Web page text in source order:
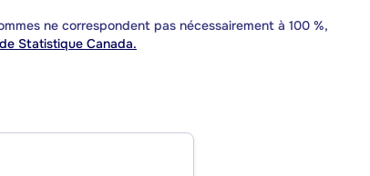
ne correspondent pas nécessairement à 100 %,
Statistique Canada.